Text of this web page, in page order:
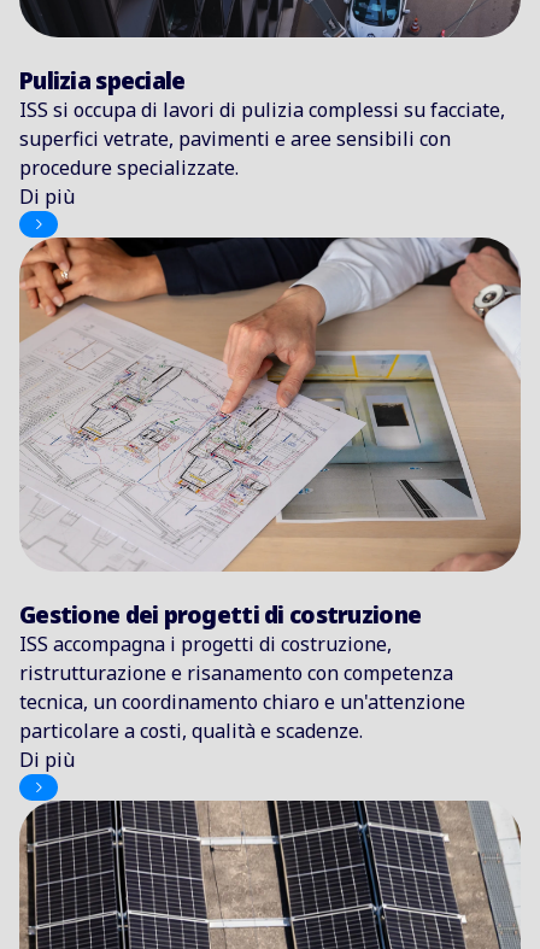
Pulizia speciale
ISS si occupa di lavori di pulizia complessi su facciate,
superfici vetrate, pavimenti e aree sensibili con
procedure specializzate.
Di più
Gestione dei progetti di costruzione
ISS accompagna i progetti di costruzione,
ristrutturazione e risanamento con competenza
tecnica, un coordinamento chiaro e un'attenzione
particolare a costi, qualità e scadenze.
Di più